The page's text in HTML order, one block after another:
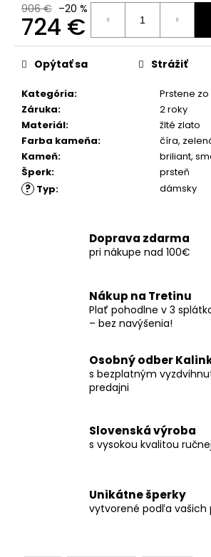
906 € –20 %
724 €
Jednotková
cena:
Kategória:
Prstene
Záruka:
2 roky
Materiál:
žlté zlato
Farba kameňa: číra,
Kameň: briliant,
Šperk: prsteň
? Typ: dámsky
Opýtať sa Strážiť
Doprava zdarma
pri nákupe nad 100€
Nákup na Tretinu
Plať pohodlne v 3
– bez navýšenia!
Osobný odber
s bezplatným
predajni
Slovenská výroba
s vysokou kvalitou
Unikátne šperky
vytvorené podľa vašich